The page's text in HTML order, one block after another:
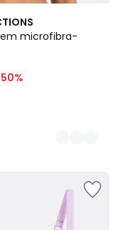
microfibra-